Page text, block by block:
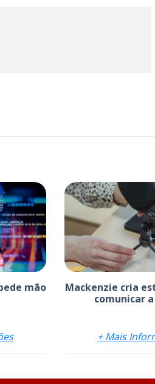
mão
Mackenzie cria
comunicar
+ Mais